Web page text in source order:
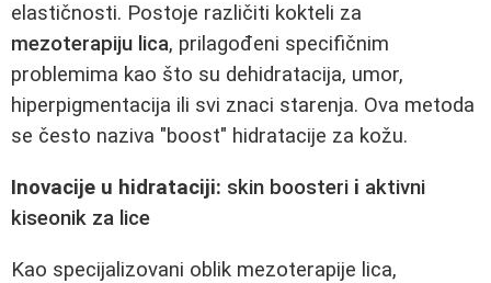
elastičnosti. Postoje različiti kokteli za
mezoterapiju lica, prilagođeni specifičnim
problemima kao što su dehidratacija, umor,
hiperpigmentacija ili svi znaci starenja. Ova metoda
se često naziva "boost" hidratacije za kožu.
Inovacije u hidrataciji: skin boosteri i aktivni
kiseonik za lice
Kao specijalizovani oblik mezoterapije lica,